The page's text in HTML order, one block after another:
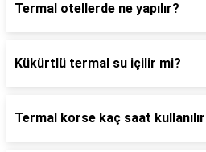
Termal otellerde ne yapılır?
Kükürtlü termal su içilir mi?
Termal korse kaç saat